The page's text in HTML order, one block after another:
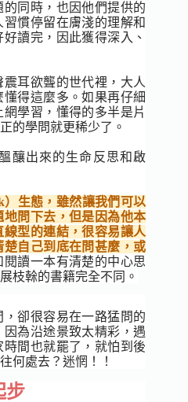
同時，也因他們提供的
慣停留在膚淺的理解和
讀完，因此獲得深入、
耳欲聾的世代裡，大人
得這麼多。如果再仔細
學習，懂得的多半是片
的學問就更稀少了。
釀出來的生命反思和啟
生態，雖然讓我們可以
問下去，但是因為他本
型的連結，很容易讓人
自己到底在問甚麼，或
閱讀一本有清楚的中心思
枝榦的書籍完全不同。
卻很容易在一路猛問的
為沿途景致太精彩，遇
間也就罷了，就怕到後
何處去？迷惘！！
步